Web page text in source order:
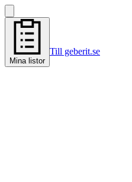
Mina listor
Till geberit.se